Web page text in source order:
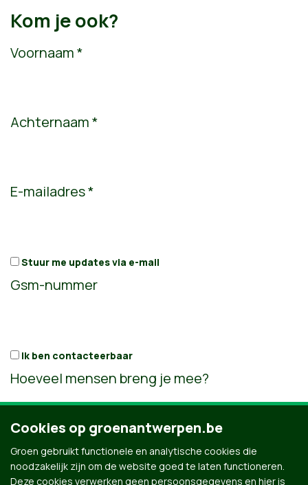
Kom je ook?
Voornaam *
Achternaam *
E-mailadres *
Stuur me updates via e-mail
Gsm-nummer
Ik ben contacteerbaar
Hoeveel mensen breng je mee?
Zij komen ook
Cookies op groenantwerpen.be
Groen gebruikt functionele en analytische cookies die
noodzakelijk zijn om de website goed te laten functioneren.
Deze cookies verwerken geen persoonsgegevens en hier is